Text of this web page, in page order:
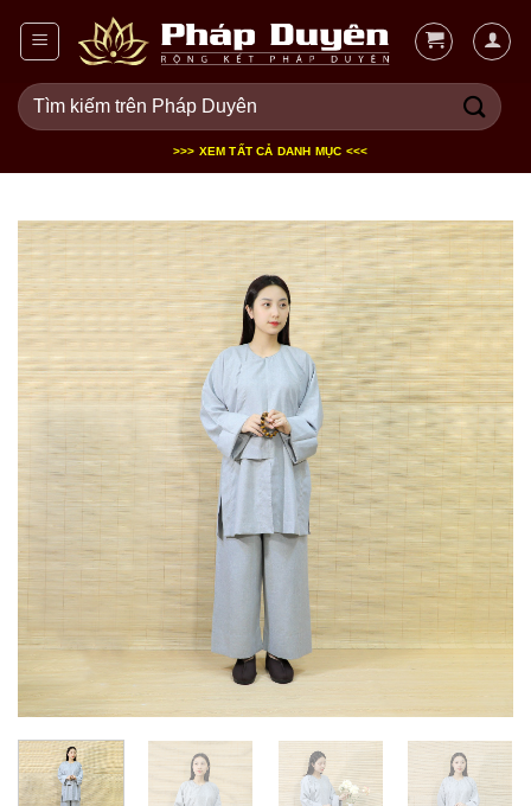
dung
Tìm
kiếm:
>>> XEM TẤT CẢ DANH MỤC <<<